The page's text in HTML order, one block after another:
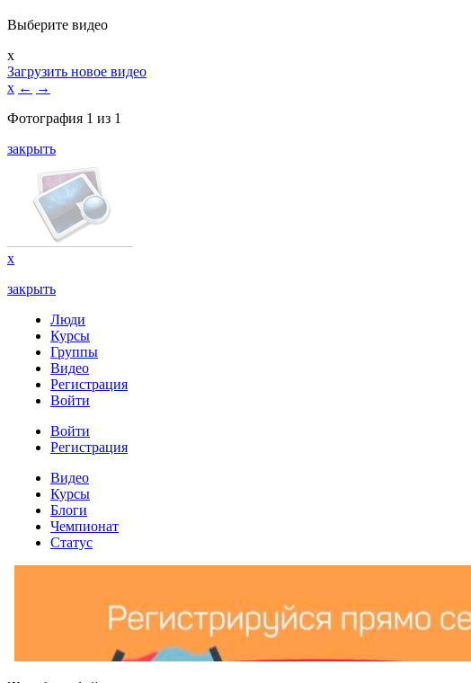
Выберите видео
x
Загрузить новое видео
x ← →
Фотография 1 из 1
закрыть
x
закрыть